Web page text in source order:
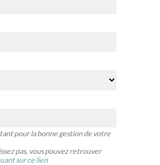
pour la bonne gestion de votre
pas, vous pouvez retrouver
sur ce lien